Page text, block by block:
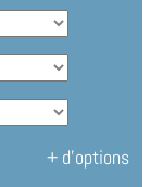
+ d'options